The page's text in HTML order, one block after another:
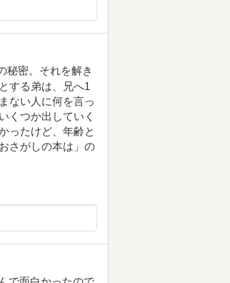
秘密。それを解き
する弟は、兄へ1
ない人に何を言っ
くつか出していく
ったけど、年齢と
さがしの本は」の